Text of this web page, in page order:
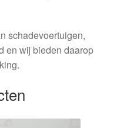
schadevoertuigen,
en wij bieden daarop